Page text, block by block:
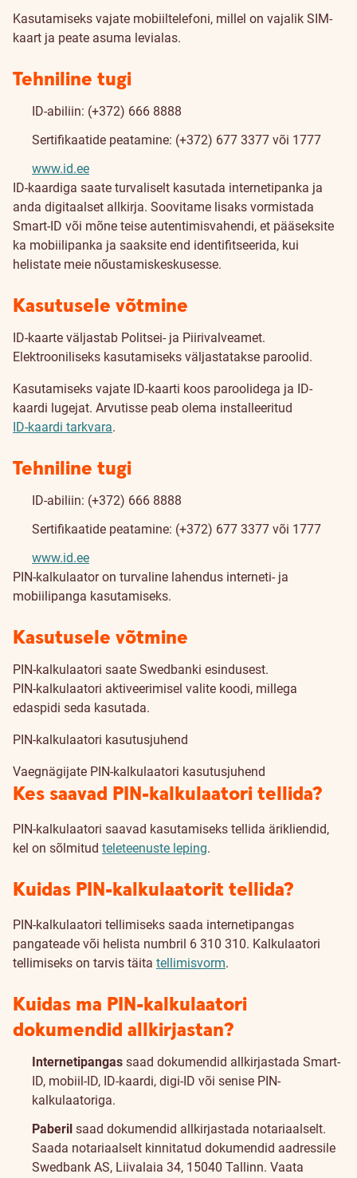
Kasutamiseks vajate mobiiltelefoni, millel on vajalik SIM-
kaart ja peate asuma levialas.
Tehniline tugi
ID-abiliin: (+372) 666 8888
Sertifikaatide peatamine: (+372) 677 3377 või 1777
www.id.ee
ID-kaardiga saate turvaliselt kasutada internetipanka ja
anda digitaalset allkirja. Soovitame lisaks vormistada
Smart-ID või mõne teise autentimisvahendi, et pääseksite
ka mobiilipanka ja saaksite end identifitseerida, kui
helistate meie nõustamiskeskusesse.
Kasutusele võtmine
ID-kaarte väljastab Politsei- ja Piirivalveamet.
Elektrooniliseks kasutamiseks väljastatakse paroolid.
Kasutamiseks vajate ID-kaarti koos paroolidega ja ID-
kaardi lugejat. Arvutisse peab olema installeeritud
ID‑kaardi tarkvara.
Tehniline tugi
ID-abiliin: (+372) 666 8888
Sertifikaatide peatamine: (+372) 677 3377 või 1777
www.id.ee
PIN-kalkulaator on turvaline lahendus interneti- ja
mobiilipanga kasutamiseks.
Kasutusele võtmine
PIN-kalkulaatori saate Swedbanki esindusest.
PIN-kalkulaatori aktiveerimisel valite koodi, millega
edaspidi seda kasutada.
PIN-kalkulaatori kasutusjuhend
Vaegnägijate PIN-kalkulaatori kasutusjuhend
Kes saavad PIN-kalkulaatori tellida?
PIN-kalkulaatori saavad kasutamiseks tellida ärikliendid,
kel on sõlmitud teleteenuste leping.
Kuidas PIN-kalkulaatorit tellida?
PIN-kalkulaatori tellimiseks saada internetipangas
pangateade või helista numbril 6 310 310. Kalkulaatori
tellimiseks on tarvis täita tellimisvorm.
Kuidas ma PIN-kalkulaatori
dokumendid allkirjastan?
Internetipangas saad dokumendid allkirjastada Smart-
ID, mobiil-ID, ID-kaardi, digi-ID või senise PIN-
kalkulaatoriga.
Paberil saad dokumendid allkirjastada notariaalselt.
Saada notariaalselt kinnitatud dokumendid aadressile
Swedbank AS, Liivalaia 34, 15040 Tallinn. Vaata